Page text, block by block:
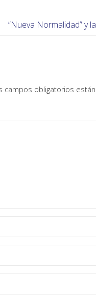
“Nueva Normalidad” y
campos obligatorios